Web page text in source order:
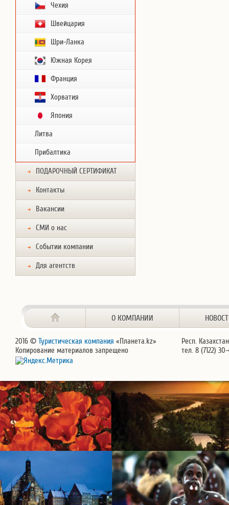
Чехия
Швейцария
Шри-Ланка
Южная Корея
Франция
Хорватия
Япония
Литва
Прибалтика
ПОДАРОЧНЫЙ СЕРТИФИКАТ
Контакты
Вакансии
СМИ о нас
Событии компании
Для агентств
О КОМПАНИИ
2016 © Туристическая компания «Планета.kz»
Копирование материалов запрещено
Респ.
тел. 8 (7122)